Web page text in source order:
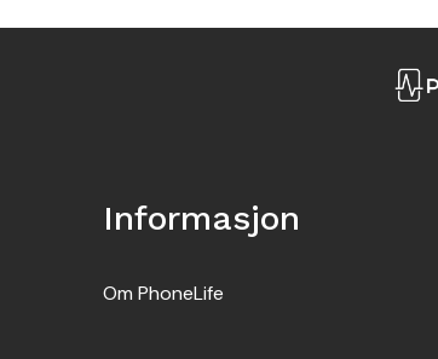
Informasjon
Om PhoneLife